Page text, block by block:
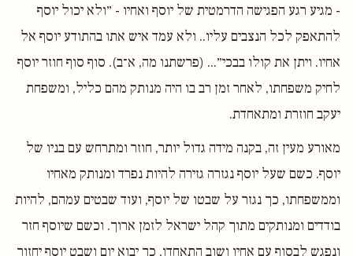
- מגיע רגע הפגישה הדרמטית של יוסף ואחיו - ״ולא יכול יוסף
להתאפק לכל הנצבים עליו.. ולא עמד איש אתו בהתודע יוסף אל
אחיו. ויתן את קולו בבכי״... (פרשתנו מה, א־ב). סוף סוף חוזר יוסף
לחיק משפחתו, לאחר זמן רב בו היה מנותק מהם כליל, ומשפחת
יעקב חוזרת ומתאחדת.
מאורע מעין זה, בקנה מידה גדול יותר, חוזר ומתרחש עם בניו של
יוסף. כשם שעל יוסף נגזרה גזירה להיות נפרד ומנותק מאחיו
וממשפחתו, כך נגזר על שבטו של יוסף, ועוד שבטים עמהם, להיות
בודדים ומנותקים מתוך קהל ישראל לזמן ארוך. וכשם שיוסף חזר
ונפגש לבסוף עם אחיו ושוב התאחדו, כך יבוא יום ושבט יוסף יחזור